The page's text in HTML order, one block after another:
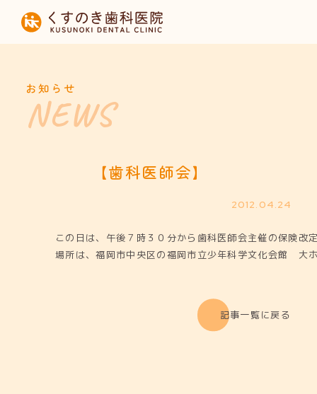
HOME
診療内容
お知らせ
お知らせ
【歯科医師会】
2012.04.24
この日は、午後７時３０分から歯科医師会主催の保険改
場所は、福岡市中央区の福岡市立少年科学文化会館 大
記事一覧に戻る